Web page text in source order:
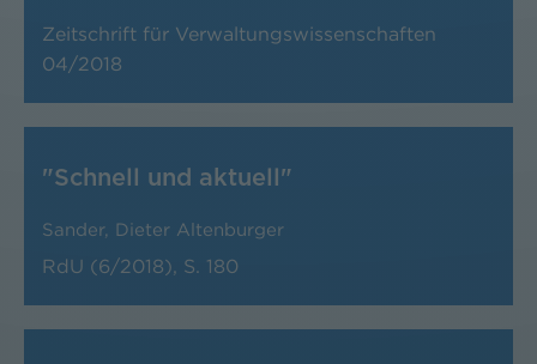
Zeitschrift für Verwaltungswissenschaften
04/2018
"Schnell und aktuell"
Sander, Dieter Altenburger
RdU (6/2018), S. 180